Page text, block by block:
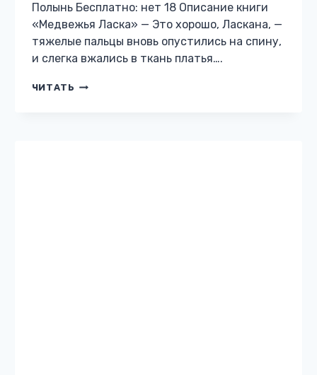
Полынь Бесплатно: нет 18 Описание книги
«Медвежья Ласка» — Это хорошо, Ласкана, —
тяжелые пальцы вновь опустились на спину,
и слегка вжались в ткань платья….
ЧИТАТЬ МЕДВЕЖЬЯ